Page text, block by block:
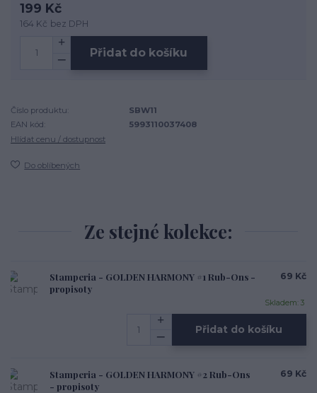
199 Kč
164 Kč bez DPH
Přidat do košíku
Číslo produktu:
SBW11
EAN kód:
5993110037408
Hlídat cenu / dostupnost
Do oblíbených
Ze stejné kolekce:
Stamperia - GOLDEN HARMONY #1 Rub-Ons -
propisoty
69 Kč
Skladem: 3
Přidat do košíku
Stamperia - GOLDEN HARMONY #2 Rub-Ons
- propisoty
69 Kč